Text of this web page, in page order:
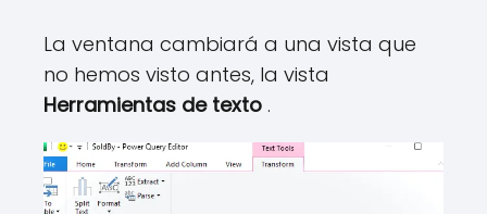
La ventana cambiará a una vista que
no hemos visto antes, la vista
Herramientas de texto .